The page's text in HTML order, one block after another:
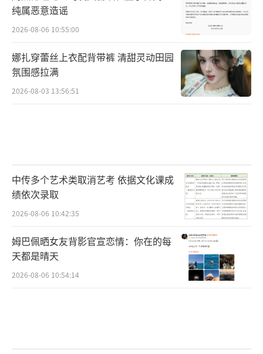
纯属恶意造谣
2026-08-06 10:55:00
娜扎穿蕾丝上衣配背带裤 清甜灵动田园
氛围感拉满
2026-08-03 13:56:51
中传多个艺术类取消艺考 依据文化课成
绩依次录取
2026-08-06 10:42:35
姆巴佩晒女友背影官宣恋情：你在的每
天都是晴天
2026-08-06 10:54:14